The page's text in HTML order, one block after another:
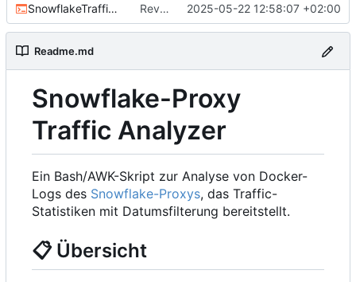
SnowflakeTraffic.sh Revert "SnowflakeTraffic.sh aktualisiert" 2025-05-22 12:58:07 +02:00
Readme.md
Snowflake-Proxy
Traffic Analyzer
Ein Bash/AWK-Skript zur Analyse von Docker-
Logs des Snowflake-Proxys, das Traffic-
Statistiken mit Datumsfilterung bereitstellt.
📋Übersicht